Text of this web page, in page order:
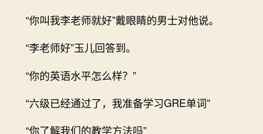
“你叫我李老师就好”戴眼睛的男士对他说。
“李老师好”玉儿回答到。
“你的英语水平怎么样？”
“六级已经通过了，我准备学习GRE单词”
“你了解我们的教学方法吗”